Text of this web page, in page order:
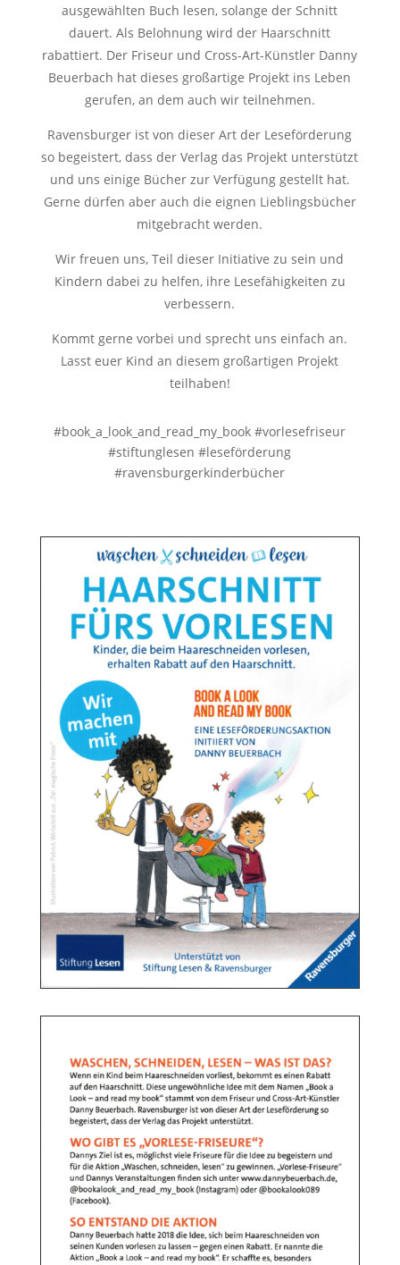
ausgewählten Buch lesen, solange der Schnitt
dauert. Als Belohnung wird der Haarschnitt
rabattiert. Der Friseur und Cross-Art-Künstler Danny
Beuerbach hat dieses großartige Projekt ins Leben
gerufen, an dem auch wir teilnehmen.
Ravensburger ist von dieser Art der Leseförderung
so begeistert, dass der Verlag das Projekt unterstützt
und uns einige Bücher zur Verfügung gestellt hat.
Gerne dürfen aber auch die eignen Lieblingsbücher
mitgebracht werden.
Wir freuen uns, Teil dieser Initiative zu sein und
Kindern dabei zu helfen, ihre Lesefähigkeiten zu
verbessern.
Kommt gerne vorbei und sprecht uns einfach an.
Lasst euer Kind an diesem großartigen Projekt
teilhaben!
#book_a_look_and_read_my_book #vorlesefriseur
#stiftunglesen #leseförderung
#ravensburgerkinderbücher